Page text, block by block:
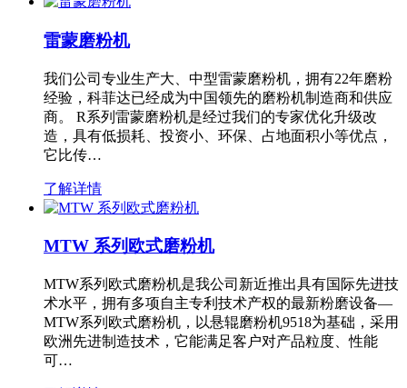
雷蒙磨粉机
我们公司专业生产大、中型雷蒙磨粉机，拥有22年磨粉
经验，科菲达已经成为中国领先的磨粉机制造商和供应
商。 R系列雷蒙磨粉机是经过我们的专家优化升级改
造，具有低损耗、投资小、环保、占地面积小等优点，
它比传…
了解详情
MTW 系列欧式磨粉机
MTW系列欧式磨粉机是我公司新近推出具有国际先进技
术水平，拥有多项自主专利技术产权的最新粉磨设备—
MTW系列欧式磨粉机，以悬辊磨粉机9518为基础，采用
欧洲先进制造技术，它能满足客户对产品粒度、性能
可…